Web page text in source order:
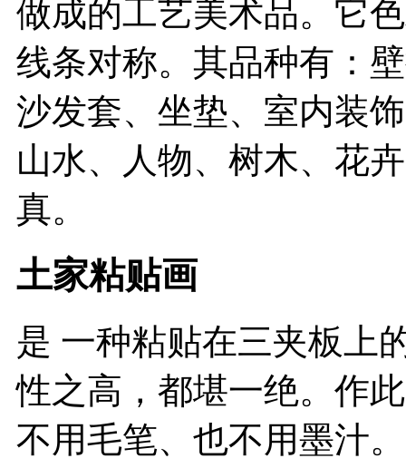
做成的工艺美术品。它
线条对称。其品种有：
沙发套、坐垫、室内装
山水、人物、树木、花
真。
土家粘贴画
是 一种粘贴在三夹板上
性之高，都堪一绝。作
不用毛笔、也不用墨汁